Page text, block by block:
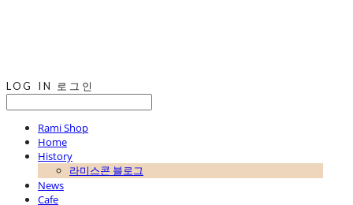
LOG IN 로그인
Rami Shop
Home
History
라미스콘 블로그
News
Cafe